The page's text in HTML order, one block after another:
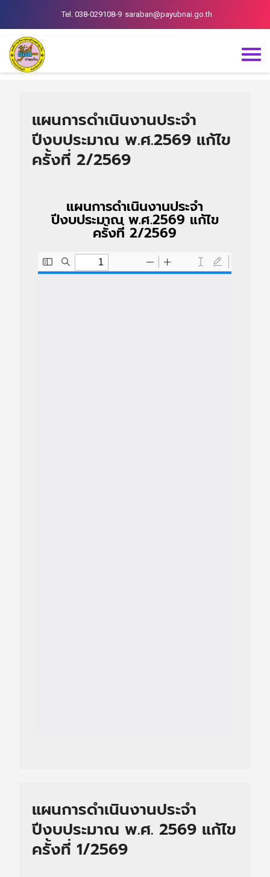
Tel. 038-029108-9 saraban@payubnai.go.th
แผนการดำเนินงานประจำ
ปีงบประมาณ พ.ศ.2569 แก้ไข
ครั้งที่ 2/2569
แผนการดำเนินงานประจำ
ปีงบประมาณ พ.ศ.2569 แก้ไข
ครั้งที่ 2/2569
แผนการดำเนินงานประจำ
ปีงบประมาณ พ.ศ. 2569 แก้ไข
ครั้งที่ 1/2569